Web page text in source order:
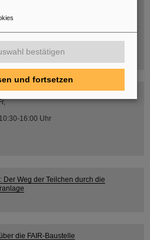
UP
16:00 Uhr
Der Weg der Teilchen durch die
die FAIR-Baustelle
bestätigen
und fortsetzen